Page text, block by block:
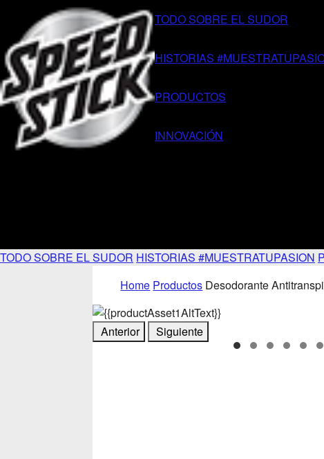
TODO SOBRE EL SUDOR
HISTORIAS
PRODUCTOS
INNOVACIÓN
TODO SOBRE EL SUDOR HISTORIAS #MUESTRATUPASION
Home Productos Desodorante
Anterior Siguiente